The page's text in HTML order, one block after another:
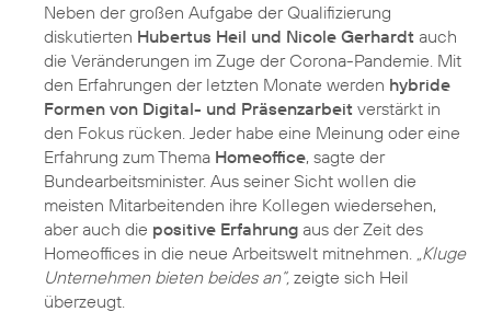
Neben der großen Aufgabe der Qualifizierung
diskutierten Hubertus Heil und Nicole Gerhardt auch
die Veränderungen im Zuge der Corona-Pandemie. Mit
den Erfahrungen der letzten Monate werden hybride
Formen von Digital- und Präsenzarbeit verstärkt in
den Fokus rücken. Jeder habe eine Meinung oder eine
Erfahrung zum Thema Homeoffice, sagte der
Bundearbeitsminister. Aus seiner Sicht wollen die
meisten Mitarbeitenden ihre Kollegen wiedersehen,
aber auch die positive Erfahrung aus der Zeit des
Homeoffices in die neue Arbeitswelt mitnehmen. „Kluge
Unternehmen bieten beides an“, zeigte sich Heil
überzeugt.